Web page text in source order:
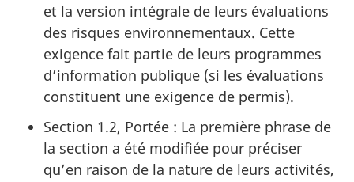
et la version intégrale de leurs évaluations
des risques environnementaux. Cette
exigence fait partie de leurs programmes
d’information publique (si les évaluations
constituent une exigence de permis).
Section 1.2, Portée : La première phrase de
la section a été modifiée pour préciser
qu’en raison de la nature de leurs activités,